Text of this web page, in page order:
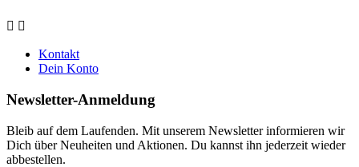
 
Kontakt
Dein Konto
Newsletter-Anmeldung
Bleib auf dem Laufenden. Mit unserem Newsletter informieren wir
Dich über Neuheiten und Aktionen. Du kannst ihn jederzeit wieder
abbestellen.